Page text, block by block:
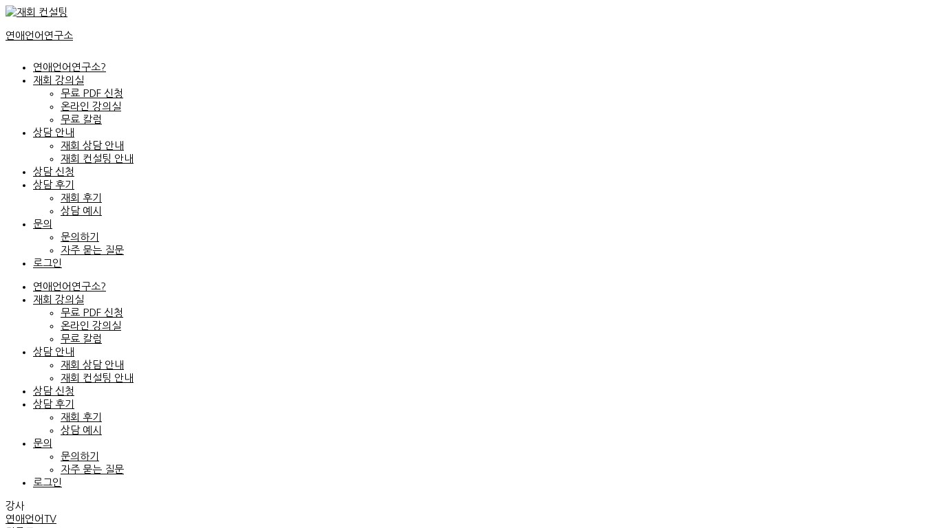
콘
츠
연애언어연구소
연애언어연구소?
재회 강의실
무료 PDF 신청
온라인 강의실
무료 칼럼
상담 안내
재회 상담 안내
재회 컨설팅 안내
상담 신청
상담 후기
재회 후기
상담 예시
문의
문의하기
자주 묻는 질문
로그인
연애언어연구소?
재회 강의실
무료 PDF 신청
온라인 강의실
무료 칼럼
상담 안내
재회 상담 안내
재회 컨설팅 안내
상담 신청
상담 후기
재회 후기
상담 예시
문의
문의하기
자주 묻는 질문
로그인
강사
연애언어TV